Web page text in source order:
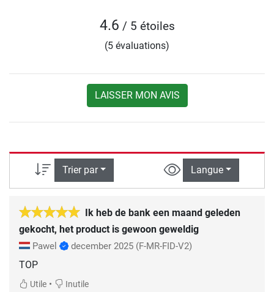
4.6 / 5 étoiles
(5 évaluations)
LAISSER MON AVIS
Trier par Langue
Ik heb de bank een maand geleden
gekocht, het product is gewoon geweldig
Pawel december 2025 (F-MR-FID-V2)
TOP
Utile • Inutile